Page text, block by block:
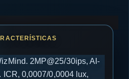
2MP@25/30ips, AI-
ICR, 0,0007/0,0004 lux,